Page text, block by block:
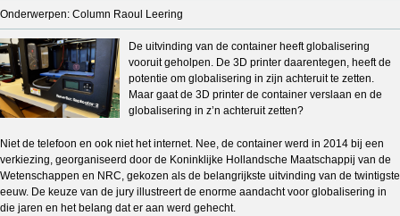
Onderwerpen: Column Raoul Leering
De uitvinding van de container heeft globalisering
vooruit geholpen. De 3D printer daarentegen, heeft de
potentie om globalisering in zijn achteruit te zetten.
Maar gaat de 3D printer de container verslaan en de
globalisering in z’n achteruit zetten?
Niet de telefoon en ook niet het internet. Nee, de container werd in 2014 bij een
verkiezing, georganiseerd door de Koninklijke Hollandsche Maatschappij van de
Wetenschappen en NRC, gekozen als de belangrijkste uitvinding van de twintigste
eeuw. De keuze van de jury illustreert de enorme aandacht voor globalisering in
die jaren en het belang dat er aan werd gehecht.